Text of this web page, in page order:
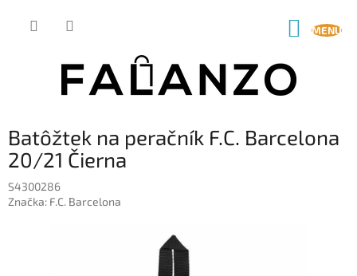
Batôžtek na peračník F.C. Barcelona
20/21 Čierna
S4300286
Značka: F.C. Barcelona